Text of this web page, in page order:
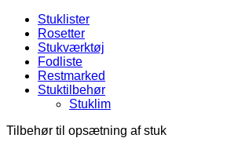
Stuklister
Rosetter
Stukværktøj
Fodliste
Restmarked
Stuktilbehør
Stuklim
Tilbehør til opsætning af stuk